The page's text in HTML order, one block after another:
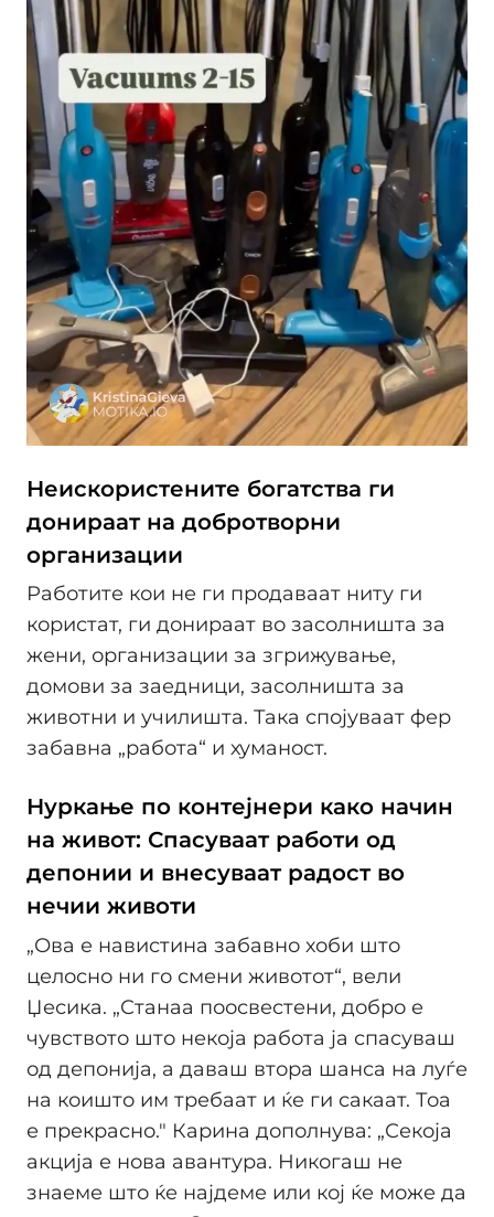
Неискористените богатства ги
донираат на добротворни
организации
Работите кои не ги продаваат ниту ги
користат, ги донираат во засолништа за
жени, организации за згрижување,
домови за заедници, засолништа за
животни и училишта. Така спојуваат фер
забавна „работа“ и хуманост.
Нуркање по контејнери како начин
на живот: Спасуваат работи од
депонии и внесуваат радост во
нечии животи
„Ова е навистина забавно хоби што
целосно ни го смени животот“, вели
Џесика. „Станаа поосвестени, добро е
чувството што некоја работа ја спасуваш
од депонија, а даваш втора шанса на луѓе
на коишто им требаат и ќе ги сакаат. Тоа
е прекрасно." Карина дополнува: „Секоја
акција е нова авантура. Никогаш не
знаеме што ќе најдеме или кој ќе може да